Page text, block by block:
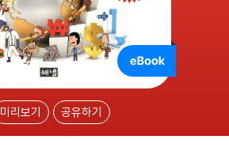
미리보기 공유하기